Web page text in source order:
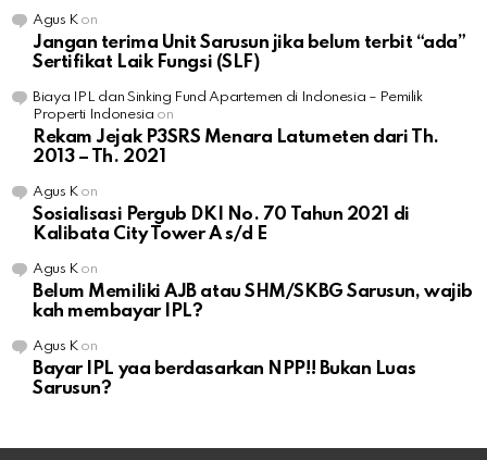
Agus Kon
Jangan terima Unit Sarusun jika belum terbit “ada”
Sertifikat Laik Fungsi (SLF)
Biaya IPL dan Sinking Fund Apartemen di Indonesia – Pemilik
Properti Indonesia on
Rekam Jejak P3SRS Menara Latumeten dari Th.
2013 – Th. 2021
Agus Kon
Sosialisasi Pergub DKI No. 70 Tahun 2021 di
Kalibata City Tower A s/d E
Agus Kon
Belum Memiliki AJB atau SHM/SKBG Sarusun, wajib
kah membayar IPL?
Agus Kon
Bayar IPL yaa berdasarkan NPP!! Bukan Luas
Sarusun?